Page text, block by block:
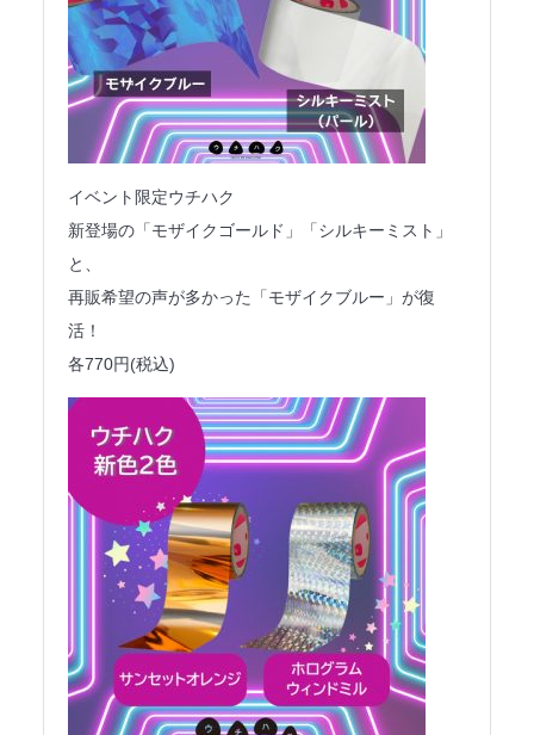
イベント限定ウチハク
新登場の「モザイクゴールド」「シルキーミスト」
と、
再販希望の声が多かった「モザイクブルー」が復
活！
各770円(税込)